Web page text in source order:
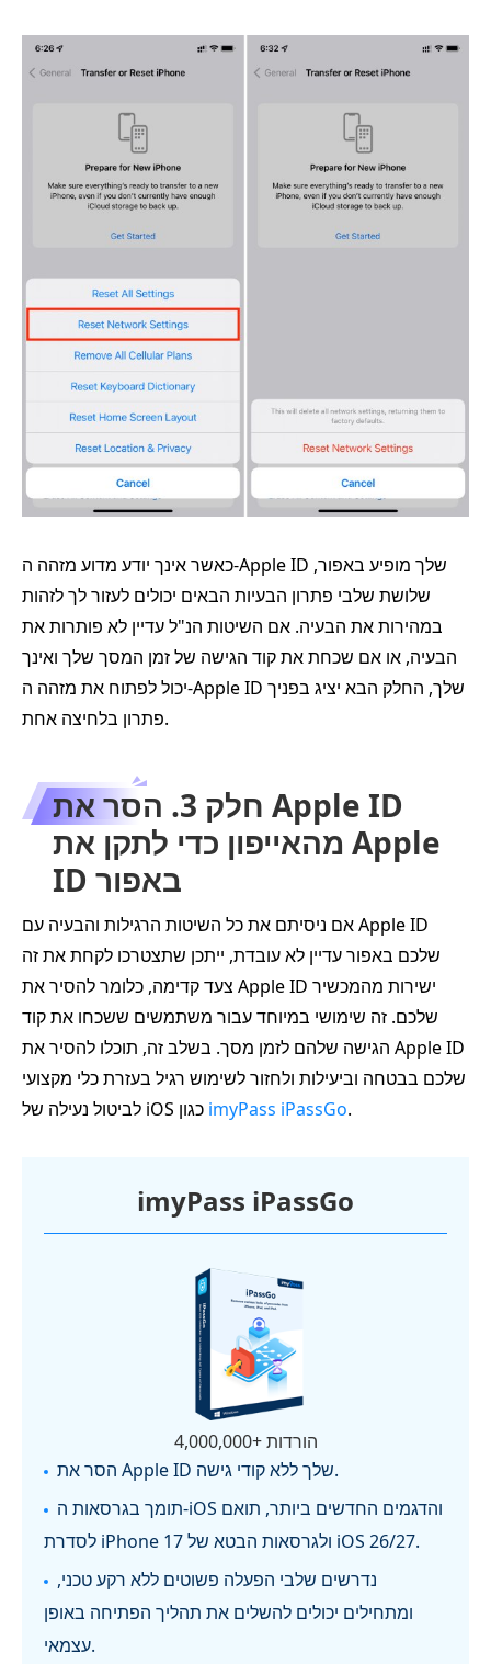
כאשר אינך יודע מדוע מזהה ה-Apple ID שלך מופיע באפור,
שלושת שלבי פתרון הבעיות הבאים יכולים לעזור לך לזהות
במהירות את הבעיה. אם השיטות הנ"ל עדיין לא פותרות את
הבעיה, או אם שכחת את קוד הגישה של זמן המסך שלך ואינך
יכול לפתוח את מזהה ה-Apple ID שלך, החלק הבא יציג בפניך
פתרון בלחיצה אחת.
חלק 3. הסר את Apple ID
מהאייפון כדי לתקן את Apple
ID באפור
אם ניסיתם את כל השיטות הרגילות והבעיה עם Apple ID
שלכם באפור עדיין לא עובדת, ייתכן שתצטרכו לקחת את זה
צעד קדימה, כלומר להסיר את Apple ID ישירות מהמכשיר
שלכם. זה שימושי במיוחד עבור משתמשים ששכחו את קוד
הגישה שלהם לזמן מסך. בשלב זה, תוכלו להסיר את Apple ID
שלכם בבטחה וביעילות ולחזור לשימוש רגיל בעזרת כלי מקצועי
imyPass iPassGo.
imyPass iPassGo
4,000,000+ הורדות
הסר את Apple ID שלך ללא קודי גישה.
תומך בגרסאות ה‑iOS והדגמים החדשים ביותר, תואם
לסדרת iPhone 17 ולגרסאות הבטא של iOS 26/27.
נדרשים שלבי הפעלה פשוטים ללא רקע טכני,
ומתחילים יכולים להשלים את תהליך הפתיחה באופן
עצמאי.